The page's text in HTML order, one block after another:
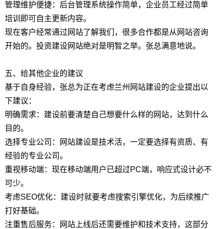
管理维护便捷：后台管理系统操作简单，企业员工经过简单
培训即可自主更新内容。
现在客户经常通过网站了解我们，很多合作都是从网站咨询
开始的。投资建设网站绝对是明智之举。张总满意地说。
五、给其他企业的建议
基于自身经验，张总为正在考虑兰州网站建设的企业提出以
下建议：
明确需求：建设前要清楚自己想要什么样的网站，达到什么
目的。
选择专业公司：网站建设是技术活，一定要选择有资质、有
经验的专业公司。
重视移动端：现在移动端用户已超过PC端，响应式设计必不
可少。
考虑SEO优化：建设时就要考虑搜索引擎优化，为后续推广
打好基础。
注重售后服务：网站上线后还需要维护和技术支持，这部分